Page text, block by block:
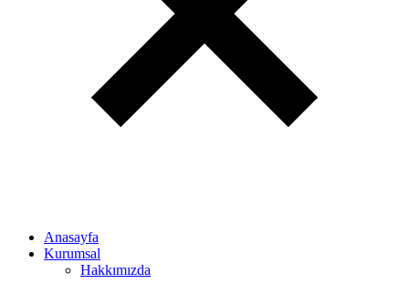
Anasayfa
Kurumsal
Hakkımızda